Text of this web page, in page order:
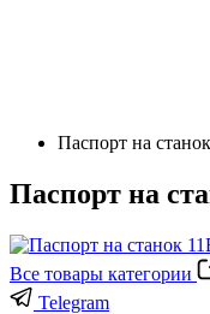
Паспорт на
Паспорт на
Все товары категории
Telegram